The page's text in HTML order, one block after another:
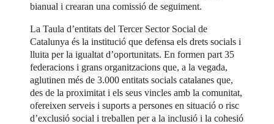
bianual i crearan una comissió de seguiment.
La Taula d’entitats del Tercer Sector Social de
Catalunya és la institució que defensa els drets socials i
lluita per la igualtat d’oportunitats. En formen part 35
federacions i grans organitzacions que, a la vegada,
aglutinen més de 3.000 entitats socials catalanes que,
des de la proximitat i els seus vincles amb la comunitat,
ofereixen serveis i suports a persones en situació o risc
d’exclusió social i treballen per a la inclusió i la cohesió